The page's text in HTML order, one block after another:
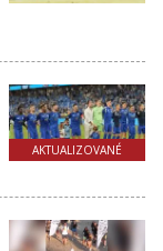
AKTUALIZOVANÉ